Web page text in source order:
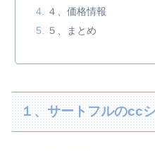
４、価格情報
５、まとめ
１、サートフルのcc